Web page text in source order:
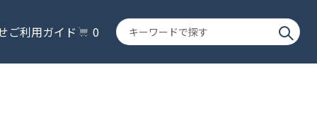
ご利用ガイド 0
キ
ー
ワ